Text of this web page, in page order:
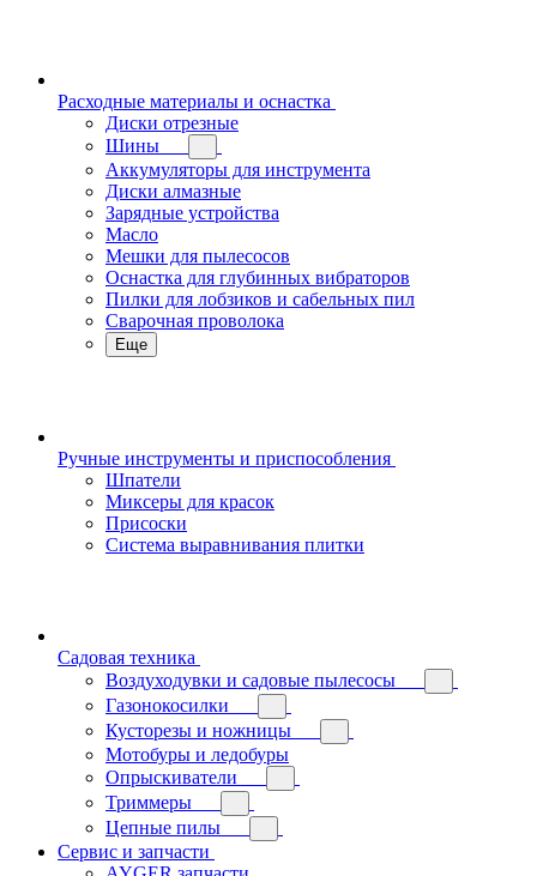
Расходные материалы и оснастка
Диски отрезные
Шины
Аккумуляторы для инструмента
Диски алмазные
Зарядные устройства
Масло
Мешки для пылесосов
Оснастка для глубинных вибраторов
Пилки для лобзиков и сабельных пил
Сварочная проволока
Еще
Ручные инструменты и приспособления
Шпатели
Миксеры для красок
Присоски
Система выравнивания плитки
Садовая техника
Воздуходувки и садовые пылесосы
Газонокосилки
Кусторезы и ножницы
Мотобуры и ледобуры
Опрыскиватели
Триммеры
Цепные пилы
Сервис и запчасти